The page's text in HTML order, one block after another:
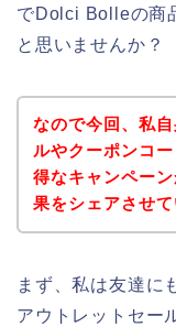
でDolci Bolleの商
と思いませんか？
なので今回、私
ルやクーポンコ
得なキャンペー
果をシェアさせて
まず、私は友達に
アウトレットセー